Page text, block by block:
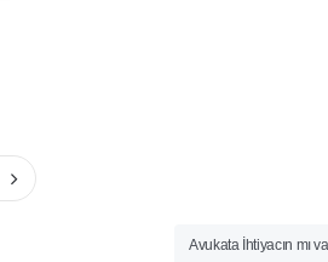
Avukata İhtiyacın mı